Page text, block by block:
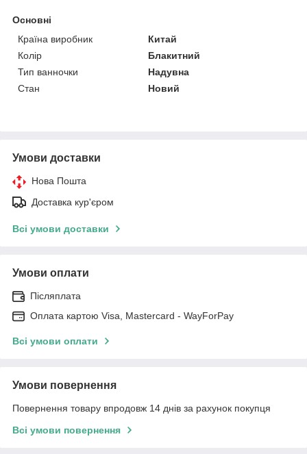
Основні
Країна виробник
Китай
Колір
Блакитний
Тип ванночки
Надувна
Стан
Новий
Умови доставки
Нова Пошта
Доставка кур'єром
Всі умови доставки
Умови оплати
Післяплата
Оплата картою Visa, Mastercard - WayForPay
Всі умови оплати
Умови повернення
Повернення товару впродовж 14 днів за рахунок покупця
Всі умови повернення